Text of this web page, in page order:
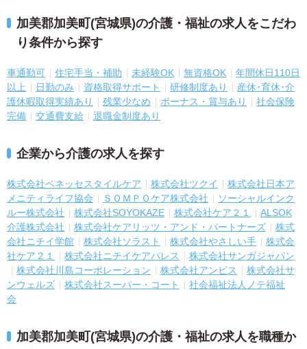
加美郡加美町(宮城県)の介護・福祉の求人をこだわ
り条件から探す
車通勤可 住宅手当・補助 未経験OK 無資格OK
年間休日110日
以上
日勤のみ 資格取得サポート 研修制度あり
産休･育休･介
護休暇取得実績あり
残業少なめ ボーナス・賞与あり
社会保険
完備
交通費支給 退職金制度あり
企業から介護の求人を探す
株式会社ベネッセスタイルケア 株式会社ツクイ
株式会社日本ア
メニティライフ協会
ＳＯＭＰＯケア株式会社
ソーシャルインク
ルー株式会社
株式会社SOYOKAZE 株式会社ケア２１
ALSOK
介護株式会社
株式会社ケアリッツ・アンド・パートナーズ
株式
会社ニチイ学館
株式会社ソラスト 株式会社やさしい手
株式会
社ケア２１
株式会社ニチイケアパレス
株式会社サンガジャパン
株式会社川島コーポレーション
株式会社アンビス
株式会社サ
ンウェルズ
株式会社スーパー・コート
社会福祉法人ノテ福祉
会
加美郡加美町(宮城県)の介護・福祉の求人を職種か